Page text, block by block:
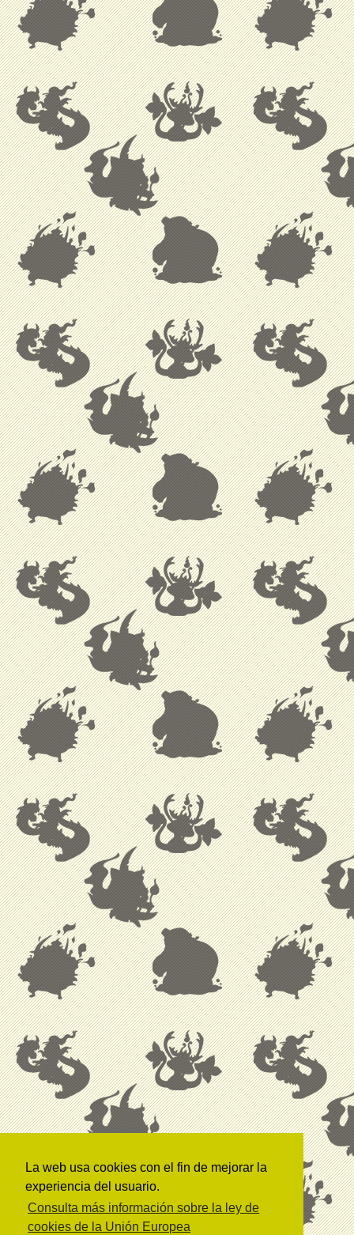
La web usa cookies con el fin de mejorar la
experiencia del usuario.
Consulta más información sobre la ley de
cookies de la Unión Europea